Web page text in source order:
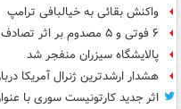
واکنش بقائی به خیالبافی ترامپ
۶ فوتی و ۵ مصدوم بر اثر تصادف زنجیره‌ای
پالایشگاه سیزران منفجر شد
هشدار ارشدترین ژنرال آمریکا
اثر جدید کارتونیست سوری با